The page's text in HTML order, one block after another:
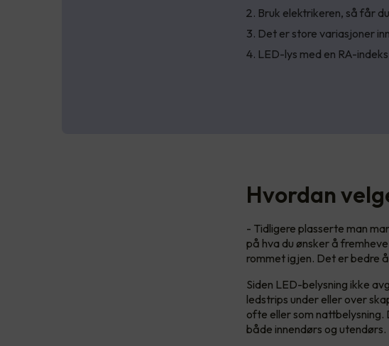
Bruk elektrikeren, så får
Det er store variasjoner
LED-lys med en RA-
Hvordan
- Tidligere plasserte man
på hva du ønsker å
rommet igjen. Det er bedre
Siden LED-belysning ikke
ledstrips under eller over
ofte eller som nattbelysning.
både innendørs og utendørs.